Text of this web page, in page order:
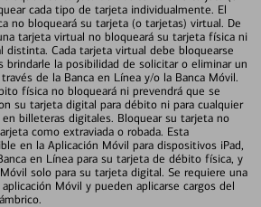
cada tipo de tarjeta individualmente. El
no bloqueará su tarjeta (o tarjetas) virtual. De
tarjeta virtual no bloqueará su tarjeta física ni
distinta. Cada tarjeta virtual debe bloquearse
brindarle la posibilidad de solicitar o eliminar un
de la Banca en Línea y/o la Banca Móvil.
física no bloqueará ni prevendrá que se
su tarjeta digital para débito ni para cualquier
billeteras digitales. Bloquear su tarjeta no
como extraviada o robada. Esta
en la Aplicación Móvil para dispositivos iPad,
en Línea para su tarjeta de débito física, y
solo para su tarjeta digital. Se requiere una
Móvil y pueden aplicarse cargos del